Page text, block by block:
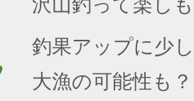
沢山釣って楽し
釣果アップに少
大漁の可能性も？